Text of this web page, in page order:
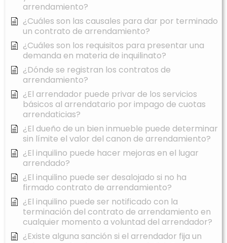
arrendamiento?
¿Cuáles son las causales para dar por terminado
un contrato de arrendamiento?
¿Cuáles son los requisitos para presentar una
demanda en materia de inquilinato?
¿Dónde se registran los contratos de
arrendamiento?
¿El arrendador puede privar de los servicios
básicos al arrendatario por impago de cuotas
arrendaticias?
¿El dueño de un bien inmueble puede determinar
sin límite el valor del canon de arrendamiento?
¿El inquilino puede hacer mejoras en el lugar
arrendado?
¿El inquilino puede ser desalojado si no ha
firmado contrato de arrendamiento?
¿El inquilino puede ser notificado con la
terminación del contrato de arrendamiento en
cualquier momento a voluntad del arrendador?
¿Existe alguna sanción si el arrendador fija un